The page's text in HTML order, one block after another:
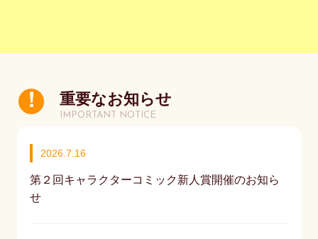
重要なお知らせ
IMPORTANT NOTICE
2026.7.16
第２回キャラクターコミック新人賞開催のお知ら
せ